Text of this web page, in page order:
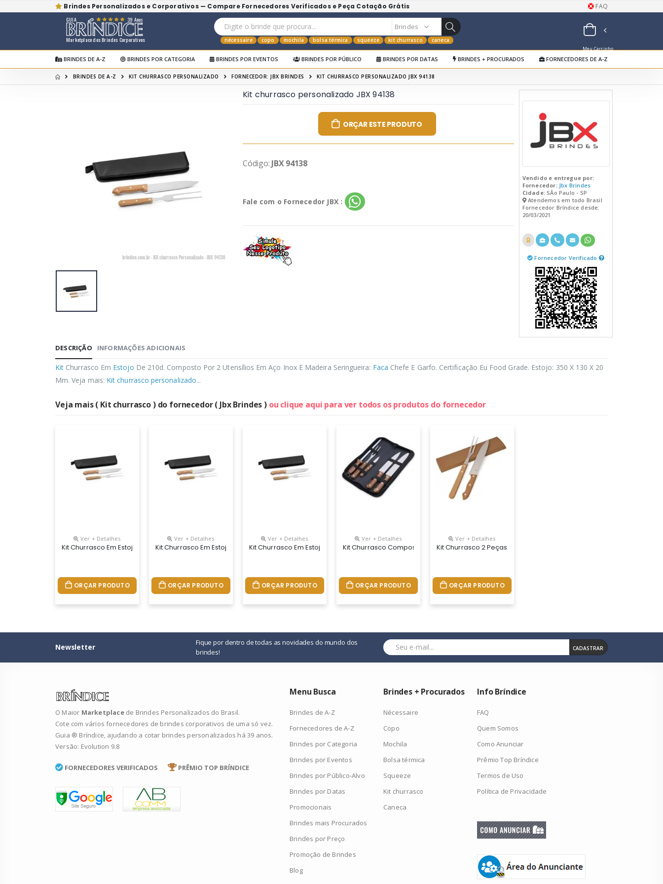
Brindes Personalizados e Corporativos — Compare Fornecedores Verificados e Peça Cotação Grátis FAQ
Marketplace dos Brindes Corporativos
GUIA 39 Anos
nécessaire copo mochila bolsa térmica squeeze kit churrasco caneca
Meu Carrinho
de Orçamentos
BRINDES DE A-Z BRINDES POR CATEGORIA BRINDES POR EVENTOS BRINDES POR PÚBLICO BRINDES POR DATAS BRINDES + PROCURADOS FORNECEDORES DE A-Z
BRINDES DE A-Z KIT CHURRASCO PERSONALIZADO FORNECEDOR: JBX BRINDES KIT CHURRASCO PERSONALIZADO JBX 94138
Kit churrasco personalizado JBX 94138
ORÇAR ESTE PRODUTO
Código: JBX 94138
Fale com o Fornecedor JBX :
Vendido e entregue por:
Fornecedor: Jbx Brindes
Cidade:SÃo Paulo - SP
Atendemos em todo Brasil
Fornecedor Bríndice desde:
20/03/2021
Fornecedor Verificado
DESCRIÇÃO INFORMAÇÕES ADICIONAIS
Kit Churrasco Em Estojo De 210d. Composto Por 2 Utensílios Em Aço Inox E Madeira Seringueira: Faca Chefe E Garfo. Certificação Eu Food Grade. Estojo: 350 X 130 X 20
Mm. Veja mais: Kit churrasco personalizado...
Veja mais ( Kit churrasco ) do fornecedor ( Jbx Brindes ) ou clique aqui para ver todos os produtos do fornecedor
Ver + Detalhes
Kit Churrasco Em Estojo De 210d. Composto Por 2 Utensílios Em Aço Inox E Madeira Seringueira: Faca Chefe E Garfo. Certificação Eu Food Grade. Estojo: 350 X 130 X 20 Mm
ORÇAR PRODUTO
Ver + Detalhes
Kit Churrasco Em Estojo De 210d. Composto Por 2 Utensílios Em Aço Inox E Madeira Seringueira: Faca Chefe E Garfo. Certificação Eu Food Grade. Estojo: 350 X
ORÇAR PRODUTO
Ver + Detalhes
Kit Churrasco Em Estojo De 210d. Composto Por 2 Utensílios Em Aço Inox E Madeira Seringueira: Faca Chefe E Garfo. Certificação
ORÇAR PRODUTO
Ver + Detalhes
Kit Churrasco Composto Por 5 Peças Em Inox Com Cabos De Madeira, Nosso Kit Inclui Três
ORÇAR PRODUTO
Ver + Detalhes
Kit Churrasco 2 Peças. Contém: Garfo E Faca, Acompanha
ORÇAR PRODUTO
Newsletter
Fique por dentro de todas as novidades do mundo dos
brindes!
CADASTRAR
O Maior Marketplace de Brindes Personalizados do Brasil.
Cote com vários fornecedores de brindes corporativos de uma só vez.
Guia ® Bríndice, ajudando a cotar brindes personalizados há 39 anos.
Versão: Evolution 9.8
FORNECEDORES VERIFICADOS PRÊMIO TOP BRÍNDICE
Menu Busca
Brindes de A-Z
Fornecedores de A-Z
Brindes por Categoria
Brindes por Eventos
Brindes por Público-Alvo
Brindes por Datas
Promocionais
Brindes mais Procurados
Brindes por Preço
Promoção de Brindes
Blog
Brindes + Procurados
Nécessaire
Copo
Mochila
Bolsa térmica
Squeeze
Kit churrasco
Caneca
Info Bríndice
FAQ
Quem Somos
Como Anunciar
Prêmio Top Bríndice
Termos de Uso
Política de Privacidade